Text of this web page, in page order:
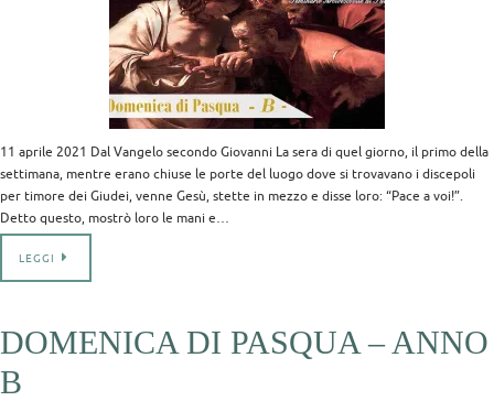
11 aprile 2021 Dal Vangelo secondo Giovanni La sera di quel giorno, il primo della
settimana, mentre erano chiuse le porte del luogo dove si trovavano i discepoli
per timore dei Giudei, venne Gesù, stette in mezzo e disse loro: “Pace a voi!”.
Detto questo, mostrò loro le mani e…
LEGGI
DOMENICA DI PASQUA – ANNO
B